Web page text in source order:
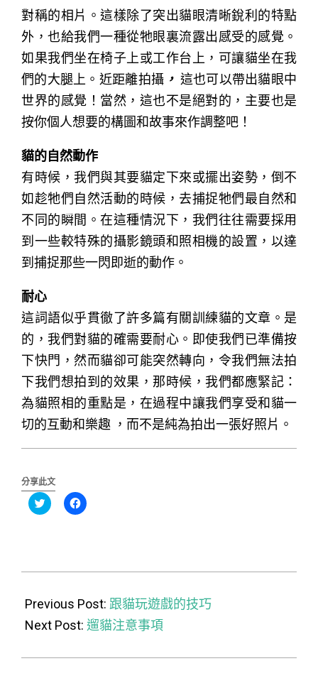
對稱的相片。這樣除了突出貓眼清晰銳利的特點
外，也給我們一種從牠眼裏流露出感受的感覺。
如果我們坐在椅子上或工作台上，可讓貓坐在我
們的大腿上。近距離拍攝 ， 這也可以帶出貓眼中
世界的感覺！當然，這也不是絕對的，主要也是
按你個人想要的構圖和故事來作調整吧！
貓的自然動作
有時候，我們與其要貓定下來或擺出姿勢，倒不
如趁牠們自然活動的時候，去捕捉牠們最自然和
不同的瞬間。在這種情況下，我們往往需要採用
到一些較特殊的攝影鏡頭和照相機的設置，以達
到捕捉那些一閃即逝的動作。
耐心
這詞語似乎貫徹了許多篇有關訓練貓的文章。是
的，我們對貓的確需要耐心。即使我們已準備按
下快門，然而貓卻可能突然轉向，令我們無法拍
下我們想拍到的效果，那時候，我們都應緊記：
為貓照相的重點是，在過程中讓我們享受和貓一
切的互動和樂趣 ，而不是純為拍出一張好照片。
分享此文
分
享
開
按
一
新
中
開
啟)
10-
19
Previous Post: 跟貓玩遊戲的技巧
Next Post: 遛貓注意事項